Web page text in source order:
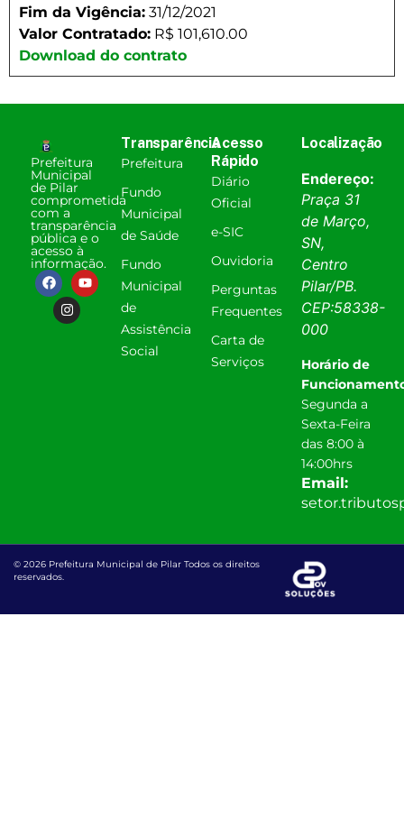
Fim da Vigência: 31/12/2021
Valor Contratado: R$ 101,610.00
Download do contrato
Prefeitura
Municipal
de Pilar
comprometida
com a
transparência
pública e o
acesso à
informação.
Transparência
Prefeitura
Fundo
Municipal
de Saúde
Fundo
Municipal
de
Assistência
Social
Acesso
Rápido
Diário
Oficial
e-SIC
Ouvidoria
Perguntas
Frequentes
Carta de
Serviços
Localização
Endereço:
Praça 31
de Março,
SN,
Centro
Pilar/PB.
CEP:58338-
000
Horário de
Segunda a
Sexta-Feira
das 8:00 à
14:00hrs
Email:
© 2026 Prefeitura Municipal de Pilar Todos os direitos
reservados.